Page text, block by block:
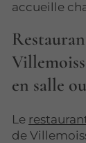
accueille
en salle
Le
de